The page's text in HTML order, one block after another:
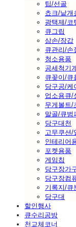
팁/선골
쵸크/낱개
광택제/코
큐그립
삼손/장갑
큐관리/손
청소용품
공세척기
큐꽂이/큐
당구공/케
업소용큐/
무게볼트/
말골/큐범
당구대천
고무쿠션/
인테리어
포켓용품
게임칩
당구장가
당구장컴
기록지/큐
당구대
할인행사
큐수리공방
천교체코너